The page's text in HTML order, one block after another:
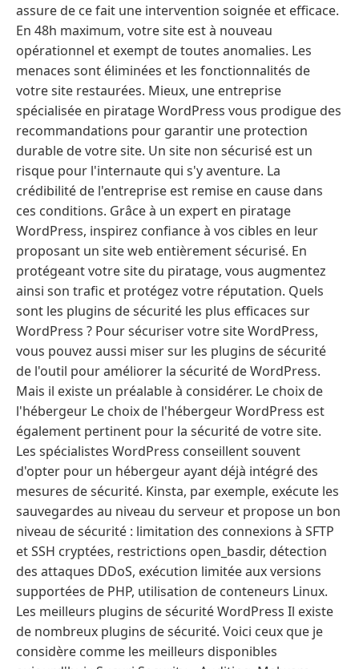
assure de ce fait une intervention soignée et efficace.
En 48h maximum, votre site est à nouveau
opérationnel et exempt de toutes anomalies. Les
menaces sont éliminées et les fonctionnalités de
votre site restaurées. Mieux, une entreprise
spécialisée en piratage WordPress vous prodigue des
recommandations pour garantir une protection
durable de votre site. Un site non sécurisé est un
risque pour l'internaute qui s'y aventure. La
crédibilité de l'entreprise est remise en cause dans
ces conditions. Grâce à un expert en piratage
WordPress, inspirez confiance à vos cibles en leur
proposant un site web entièrement sécurisé. En
protégeant votre site du piratage, vous augmentez
ainsi son trafic et protégez votre réputation. Quels
sont les plugins de sécurité les plus efficaces sur
WordPress ? Pour sécuriser votre site WordPress,
vous pouvez aussi miser sur les plugins de sécurité
de l'outil pour améliorer la sécurité de WordPress.
Mais il existe un préalable à considérer. Le choix de
l'hébergeur Le choix de l'hébergeur WordPress est
également pertinent pour la sécurité de votre site.
Les spécialistes WordPress conseillent souvent
d'opter pour un hébergeur ayant déjà intégré des
mesures de sécurité. Kinsta, par exemple, exécute les
sauvegardes au niveau du serveur et propose un bon
niveau de sécurité : limitation des connexions à SFTP
et SSH cryptées, restrictions open_basdir, détection
des attaques DDoS, exécution limitée aux versions
supportées de PHP, utilisation de conteneurs Linux.
Les meilleurs plugins de sécurité WordPress Il existe
de nombreux plugins de sécurité. Voici ceux que je
considère comme les meilleurs disponibles